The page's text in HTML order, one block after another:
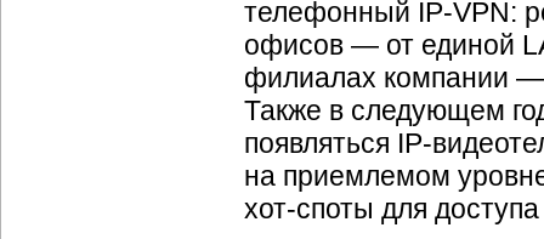
телефонный IP-VPN:
офисов — от единой
филиалах компании
Также в следующем
появляться IP-
на приемлемом
хот-споты для